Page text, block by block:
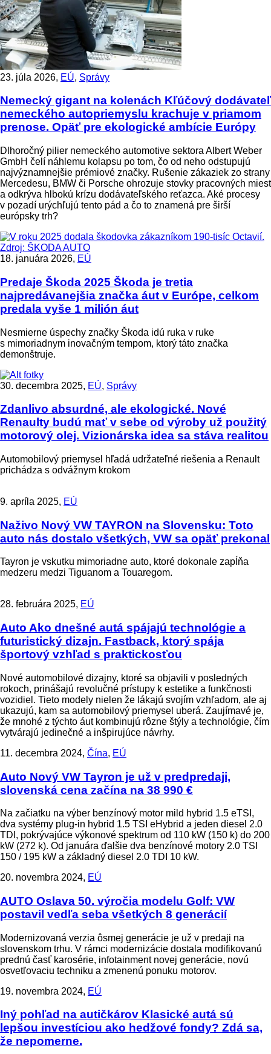
23. júla 2026, EÚ, Správy
Nemecký gigant na kolenách Kľúčový dodávateľ
nemeckého autopriemyslu krachuje v priamom
prenose. Opäť pre ekologické ambície Európy
Dlhoročný pilier nemeckého automotive sektora Albert Weber
GmbH čelí náhlemu kolapsu po tom, čo od neho odstupujú
najvýznamnejšie prémiové značky. Rušenie zákaziek zo strany
Mercedesu, BMW či Porsche ohrozuje stovky pracovných miest
a odkrýva hlbokú krízu dodávateľského reťazca. Aké procesy
v pozadí urýchľujú tento pád a čo to znamená pre širší
európsky trh?
18. januára 2026, EÚ
Predaje Škoda 2025 Škoda je tretia
najpredávanejšia značka áut v Európe, celkom
predala vyše 1 milión áut
Nesmierne úspechy značky Škoda idú ruka v ruke
s mimoriadnym inovačným tempom, ktorý táto značka
demonštruje.
30. decembra 2025, EÚ, Správy
Zdanlivo absurdné, ale ekologické. Nové
Renaulty budú mať v sebe od výroby už použitý
motorový olej. Vizionárska idea sa stáva realitou
Automobilový priemysel hľadá udržateľné riešenia a Renault
prichádza s odvážnym krokom
9. apríla 2025, EÚ
Naživo Nový VW TAYRON na Slovensku: Toto
auto nás dostalo všetkých, VW sa opäť prekonal
Tayron je vskutku mimoriadne auto, ktoré dokonale zapĺňa
medzeru medzi Tiguanom a Touaregom.
28. februára 2025, EÚ
Auto Ako dnešné autá spájajú technológie a
futuristický dizajn. Fastback, ktorý spája
športový vzhľad s praktickosťou
Nové automobilové dizajny, ktoré sa objavili v posledných
rokoch, prinášajú revolučné prístupy k estetike a funkčnosti
vozidiel. Tieto modely nielen že lákajú svojím vzhľadom, ale aj
ukazujú, kam sa automobilový priemysel uberá. Zaujímavé je,
že mnohé z týchto áut kombinujú rôzne štýly a technológie, čím
vytvárajú jedinečné a inšpirujúce návrhy.
11. decembra 2024, Čína, EÚ
Auto Nový VW Tayron je už v predpredaji,
slovenská cena začína na 38 990 €
Na začiatku na výber benzínový motor mild hybrid 1.5 eTSI,
dva systémy plug-in hybrid 1.5 TSI eHybrid a jeden diesel 2.0
TDI, pokrývajúce výkonové spektrum od 110 kW (150 k) do 200
kW (272 k). Od januára ďalšie dva benzínové motory 2.0 TSI
150 / 195 kW a základný diesel 2.0 TDI 10 kW.
20. novembra 2024, EÚ
AUTO Oslava 50. výročia modelu Golf: VW
postavil vedľa seba všetkých 8 generácií
Modernizovaná verzia ôsmej generácie je už v predaji na
slovenskom trhu. V rámci modernizácie dostala modifikovanú
prednú časť karosérie, infotainment novej generácie, novú
osvetľovaciu techniku a zmenenú ponuku motorov.
19. novembra 2024, EÚ
Iný pohľad na autičkárov Klasické autá sú
lepšou investíciou ako hedžové fondy? Zdá sa,
že nepomerne.